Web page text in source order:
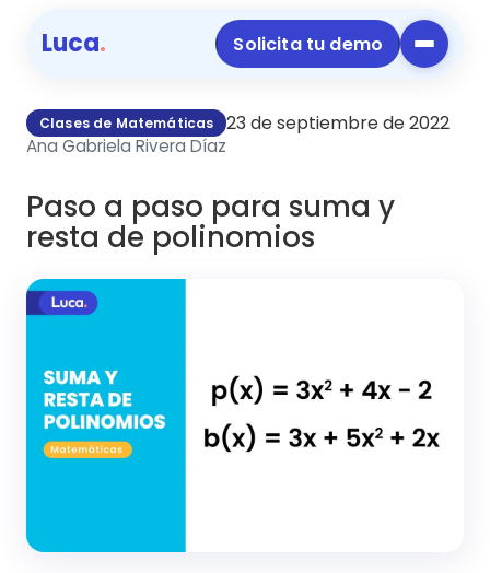
Luca. Solicita tu demo
Clases de Matemáticas 23 de septiembre de 2022
Ana Gabriela Rivera Díaz
Paso a paso para suma y
resta de polinomios